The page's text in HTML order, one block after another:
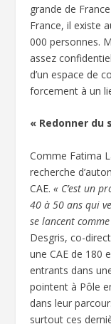
grande de
France, il existe
000 personnes.
assez
d’un espace de
forcement à un
« Redonner du
Comme Fatima
recherche
CAE.« C’est un
40 à 50 ans qui
se lancent
Desgris, co-
une CAE de 180
entrants dans
pointent à Pôle
dans leur
surtout ces